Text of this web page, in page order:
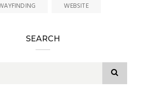
WEBSITE
SEARCH